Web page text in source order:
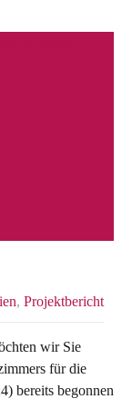
, Projektbericht
wir Sie
für die
bereits begonnen